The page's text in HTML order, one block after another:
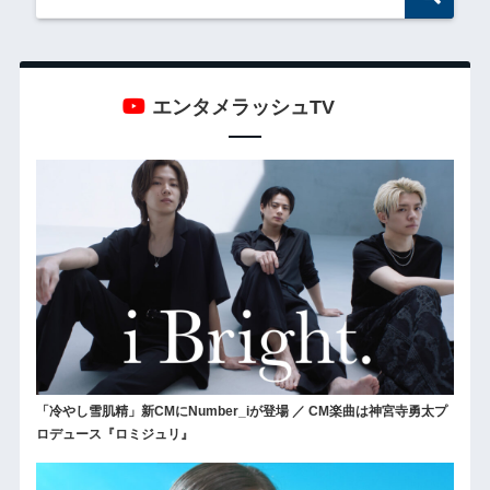
エンタメラッシュTV
「冷やし雪肌精」新CMにNumber_iが登場 ／ CM楽曲は神宮寺勇太プ
ロデュース『ロミジュリ』